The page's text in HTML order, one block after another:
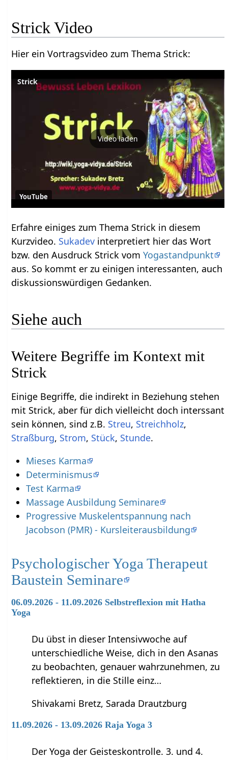
Strick‏‎ Video
Hier ein Vortragsvideo zum Thema Strick‏‎:
Strick‏‎
Video laden
YouTube
Erfahre einiges zum Thema Strick‏‎ in diesem
Kurzvideo. Sukadev interpretiert hier das Wort
bzw. den Ausdruck Strick‏‎ vomYogastandpunkt
aus. So kommt er zu einigen interessanten, auch
diskussionswürdigen Gedanken.
Siehe auch
Weitere Begriffe im Kontext mit
Einige Begriffe, die indirekt in Beziehung stehen
mit Strick‏‎, aber für dich vielleicht doch interssant
sein können, sind z.B.
,
,
, , ,
.
Mieses Karma
Determinismus
Test Karma
Massage Ausbildung Seminare
Progressive Muskelentspannung nach
Jacobson (PMR) - Kursleiterausbildung
Psychologischer Yoga Therapeut
Baustein Seminare
06.09.2026 - 11.09.2026 Selbstreflexion mit Hatha
Yoga
Du übst in dieser Intensivwoche auf
unterschiedliche Weise, dich in den Asanas
zu beobachten, genauer wahrzunehmen, zu
reflektieren, in die Stille einz…
Shivakami Bretz, Sarada Drautzburg
11.09.2026 - 13.09.2026 Raja Yoga 3
Der Yoga der Geisteskontrolle. 3. und 4.